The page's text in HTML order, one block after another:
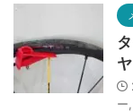
ー